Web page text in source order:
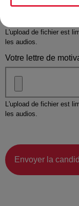
L'upload de fichier est
les audios.
Votre lettre de
L'upload de fichier est
les audios.
Envoyer la